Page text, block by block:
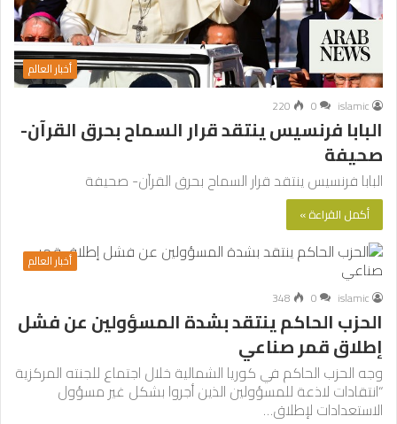
أخبار العالم
islamic
0
220
البابا فرنسيس ينتقد قرار السماح بحرق القرآن-
صحيفة
البابا فرنسيس ينتقد قرار السماح بحرق القرآن- صحيفة
أكمل القراءة »
أخبار العالم
islamic
0
348
الحزب الحاكم ينتقد بشدة المسؤولين عن فشل
إطلاق قمر صناعي
وجه الحزب الحاكم في كوريا الشمالية خلال اجتماع للجنته المركزية
“انتقادات لاذعة للمسؤولين الذين أجروا بشكل غير مسؤول
الاستعدادات لإطلاق…